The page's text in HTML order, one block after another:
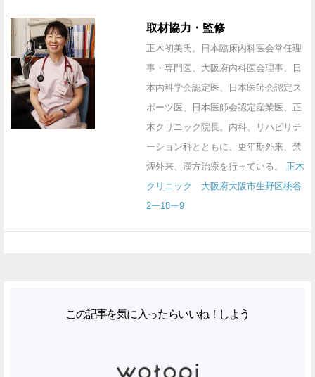
取材協力・監修
正木初美氏。日本臨床内科医会常任理
事・専門医、大阪府内科医会理事、日
本内科学会認定医、日本医師会認定ス
ポーツ医、日本医師会認定産業医、正
木クリニック院長。内科、リハビリテ
ーション科とともに、更年期外来、禁
煙外来、漢方治療を行っている。 正木
クリニック 大阪府大阪市生野区桃谷
2ー18ー9
この記事を気に入ったらいいね！しよう